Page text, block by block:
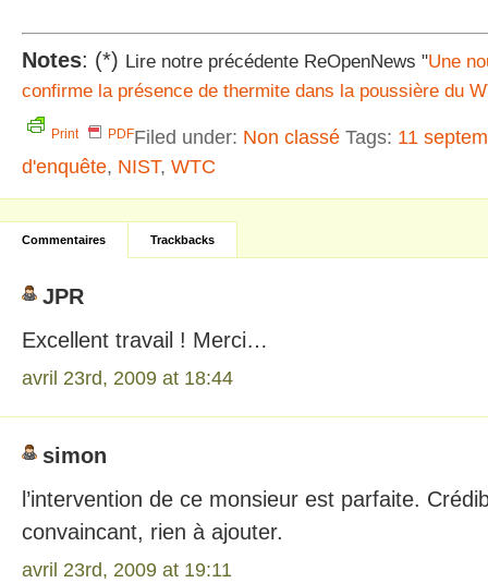
Notes: (*) Lire notre précédente ReOpenNews "Une
confirme la présence de thermite dans la poussière du
Print PDFFiled under: Non classé Tags: 11
d'enquête, NIST, WTC
Commentaires Trackbacks
JPR
Excellent travail ! Merci…
avril 23rd, 2009 at 18:44
simon
l’intervention de ce monsieur est parfaite.
convaincant, rien à ajouter.
avril 23rd, 2009 at 19:11